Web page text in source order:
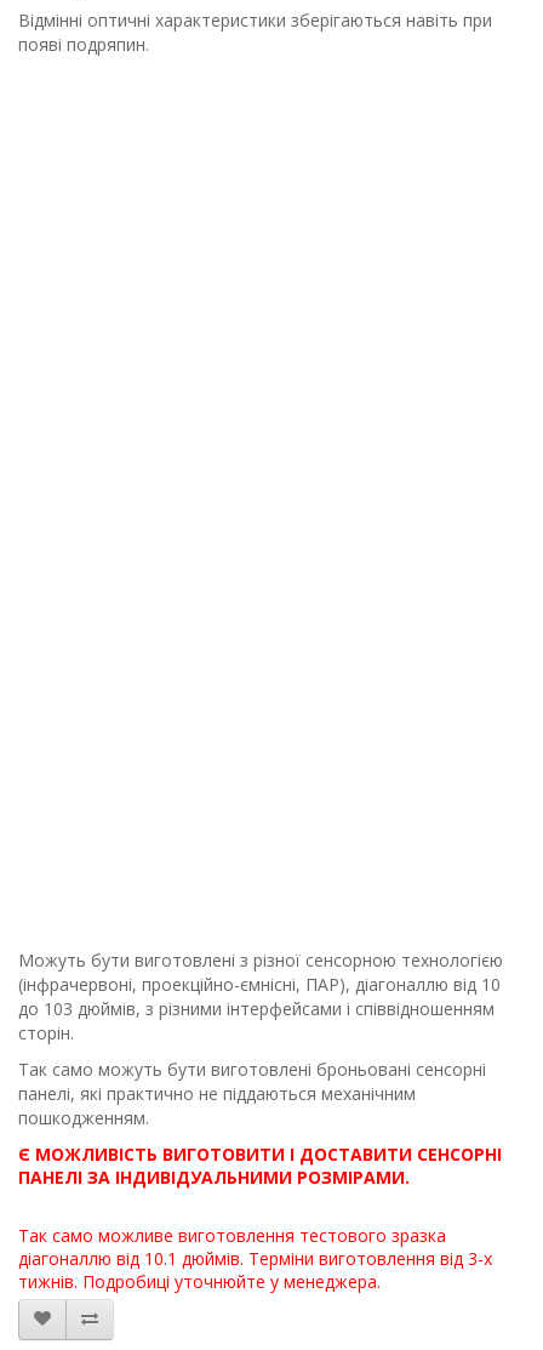
Відмінні оптичні характеристики зберігаються навіть при
появі подряпин.
Можуть бути виготовлені з різної сенсорною технологією
(інфрачервоні, проекційно-ємнісні, ПАР), діагоналлю від 10
до 103 дюймів, з різними інтерфейсами і співвідношенням
сторін.
Так само можуть бути виготовлені броньовані сенсорні
панелі, які практично не піддаються механічним
пошкодженням.
Є МОЖЛИВІСТЬ ВИГОТОВИТИ І ДОСТАВИТИ СЕНСОРНІ
ПАНЕЛІ ЗА ІНДИВІДУАЛЬНИМИ РОЗМІРАМИ.
Так само можливе виготовлення тестового зразка
діагоналлю від 10.1 дюймів. Терміни виготовлення від 3-х
тижнів. Подробиці уточнюйте у менеджера.